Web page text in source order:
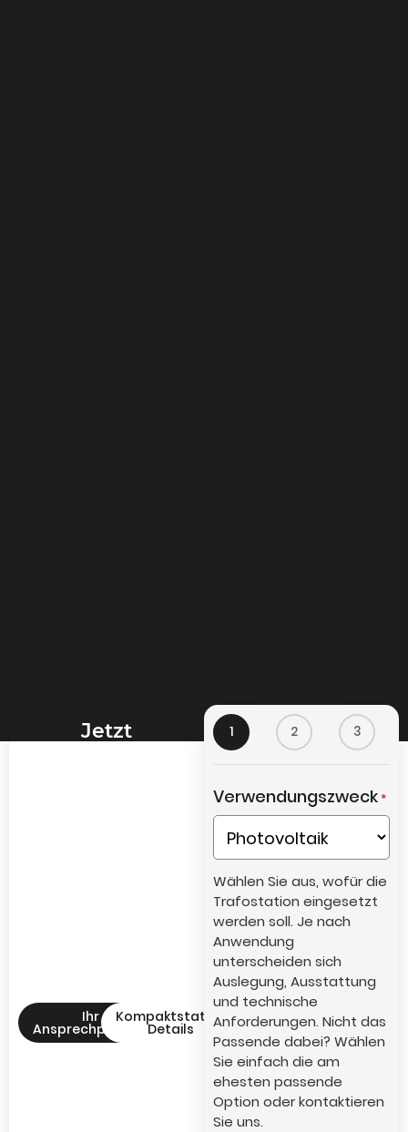
Jetzt
Ihr
Ansprechpartner
Kompaktstation
Details
1 2 3
Verwendungszweck *
Wählen Sie aus, wofür die
Trafostation eingesetzt
werden soll. Je nach
Anwendung
unterscheiden sich
Auslegung, Ausstattung
und technische
Anforderungen. Nicht das
Passende dabei? Wählen
Sie einfach die am
ehesten passende
Option oder kontaktieren
Sie uns.